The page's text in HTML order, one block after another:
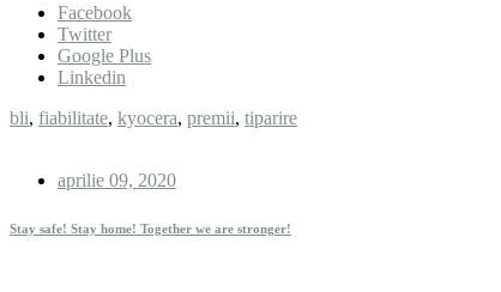
Facebook
Twitter
Google Plus
Linkedin
bli, fiabilitate, kyocera, premii, tiparire
aprilie 09, 2020
Stay safe! Stay home! Together we are stronger!